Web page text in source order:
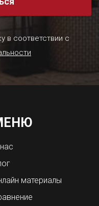
в соответствии с
материалы